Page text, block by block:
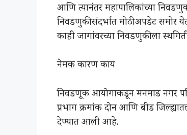
आणि त्यानंतर महापालिकांच्या
निवडणुकीसंदर्भात मोठी अपडेट
काही जागांवरच्या निवडणुकीला
नेमक कारण काय
निवडणूक आयोगाकडून मनमाड नगर
प्रभाग क्रमांक दोन आणि बीड
देण्यात आली आहे.